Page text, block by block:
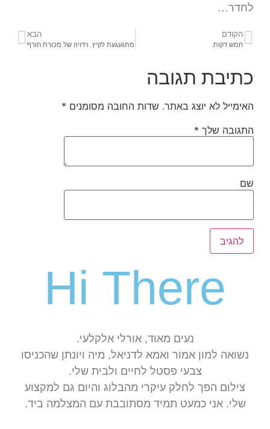
לחדר…
הקודם
חמש דקות.
הבא
מתגעגעת לקיץ. וידויה של מכורת חורף
כתיבת תגובה
האימייל לא יוצג באתר. שדות החובה מסומנים *
התגובה שלך *
שם
Hi There
נעים מאוד, אורלי אלקלעי.
נשואה למון אמור ואמא לדניאל, מיה ויונתן שהכניסו
צבעי פסטל לחיים ולבית שלי.
צילום הפך לחלק עיקרי מהבלוג והיום גם למקצוע
שלי. אני כמעט תמיד מסתובבת עם המצלמה ביד.